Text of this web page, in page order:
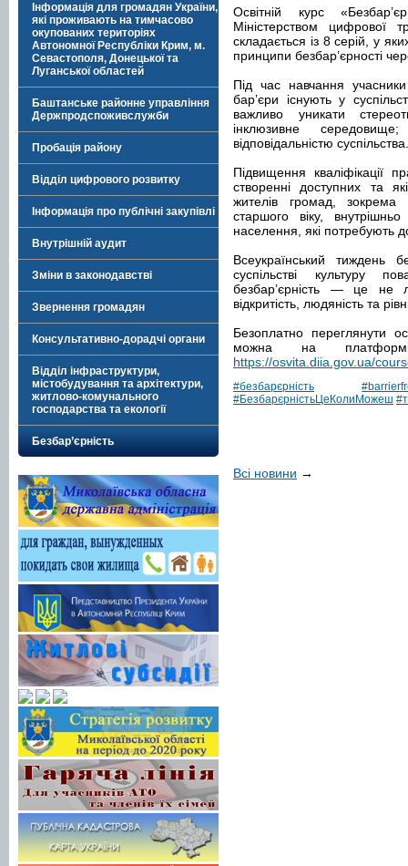
Інформація для громадян України,
які проживають на тимчасово
окупованих територіях
Автономної Республіки Крим, м.
Севастополя, Донецької та
Луганської областей
Баштанське районне управління
Держпродспоживслужби
Пробація району
Відділ цифрового розвитку
Інформація про публічні закупівлі
Внутрішній аудит
Зміни в законодавстві
Звернення громадян
Консультативно-дорадчі органи
Відділ інфраструктури,
містобудування та архітектури,
житлово-комунального
господарства та екології
Безбар’єрність
Освітній курс
Міністерством цифрової
складається із 8 серій, у
принципи безбар’єрності
Під час навчання
бар’єри існують у
важливо уникати
інклюзивне
відповідальністю суспільства.
Підвищення кваліфікації
створенні доступних та
жителів громад, зокрема
старшого віку,
населення, які потребують
Всеукраїнський тиждень
суспільстві культуру
безбар’єрність — це
відкритість, людяність та
Безоплатно переглянути
можна на
https://osvita.diia.gov.ua/
#безбарєрність
#БезбарєрністьЦеКолиМожеш
Всі новини →